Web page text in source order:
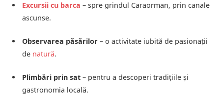
Excursii cu barca – spre grindul Caraorman, prin canale
ascunse.
Observarea păsărilor – o activitate iubită de pasionații
de natură.
Plimbări prin sat – pentru a descoperi tradițiile și
gastronomia locală.